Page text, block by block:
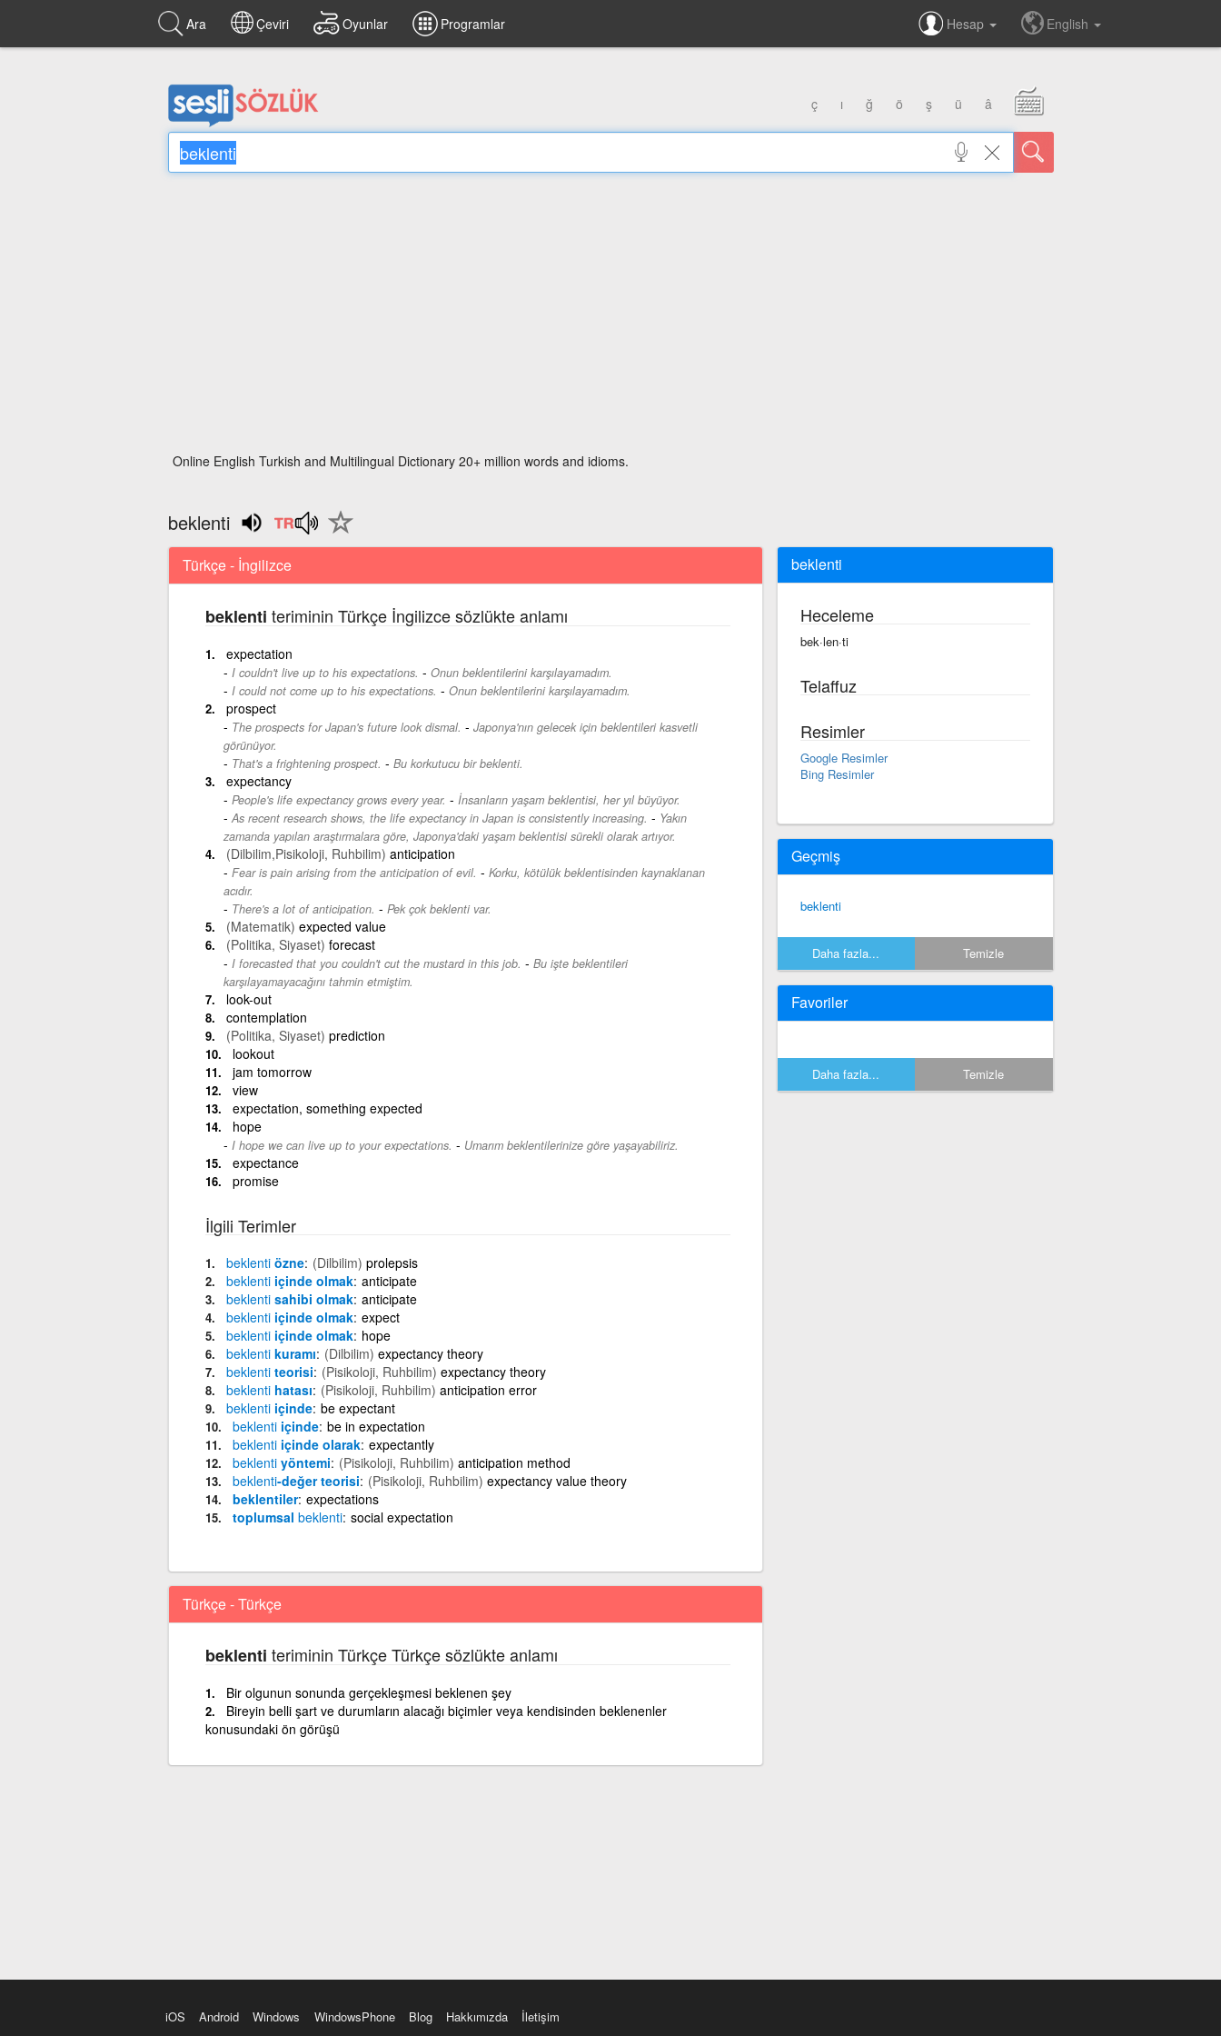
Ara Çeviri Oyunlar Programlar Hesap English
ç ı ğ ö ş ü â
Online English Turkish and Multilingual Dictionary 20+ million words and idioms.
beklenti
Türkçe - İngilizce
beklenti teriminin Türkçe İngilizce sözlükte anlamı
expectation
I couldn't live up to his expectations. - Onun beklentilerini karşılayamadım.
I could not come up to his expectations. - Onun beklentilerini karşılayamadım.
prospect
The prospects for Japan's future look dismal. - Japonya'nın gelecek için beklentileri kasvetli
görünüyor.
That's a frightening prospect. - Bu korkutucu bir beklenti.
expectancy
People's life expectancy grows every year. - İnsanların yaşam beklentisi, her yıl büyüyor.
As recent research shows, the life expectancy in Japan is consistently increasing. - Yakın
zamanda yapılan araştırmalara göre, Japonya'daki yaşam beklentisi sürekli olarak artıyor.
(Dilbilim,Pisikoloji, Ruhbilim) anticipation
Fear is pain arising from the anticipation of evil. - Korku, kötülük beklentisinden kaynaklanan
acıdır.
There's a lot of anticipation. - Pek çok beklenti var.
(Matematik) expected value
(Politika, Siyaset) forecast
I forecasted that you couldn't cut the mustard in this job. - Bu işte beklentileri
karşılayamayacağını tahmin etmiştim.
look-out
contemplation
(Politika, Siyaset) prediction
lookout
jam tomorrow
view
expectation, something expected
hope
I hope we can live up to your expectations. - Umarım beklentilerinize göre yaşayabiliriz.
expectance
promise
İlgili Terimler
beklentiözne (Dilbilim) prolepsis
beklentiiçinde olmak anticipate
beklentisahibi olmak anticipate
beklentiiçinde olmak expect
beklentiiçinde olmak hope
beklentikuramı (Dilbilim) expectancy theory
beklentiteorisi (Pisikoloji, Ruhbilim) expectancy theory
beklentihatası (Pisikoloji, Ruhbilim) anticipation error
beklentiiçinde be expectant
beklentiiçinde be in expectation
beklentiiçinde olarak expectantly
beklentiyöntemi (Pisikoloji, Ruhbilim) anticipation method
beklenti-değer teorisi (Pisikoloji, Ruhbilim) expectancy value theory
beklentiler expectations
toplumsal beklenti social expectation
Türkçe - Türkçe
beklenti teriminin Türkçe Türkçe sözlükte anlamı
Bir olgunun sonunda gerçekleşmesi beklenen şey
Bireyin belli şart ve durumların alacağı biçimler veya kendisinden beklenenler
konusundaki ön görüşü
beklenti
Heceleme
bek·len·ti
Telaffuz
Resimler
Google Resimler
Bing Resimler
Geçmiş
beklenti
Daha fazla... Temizle
Favoriler
Daha fazla... Temizle
iOS Android Windows WindowsPhone Blog Hakkımızda İletişim